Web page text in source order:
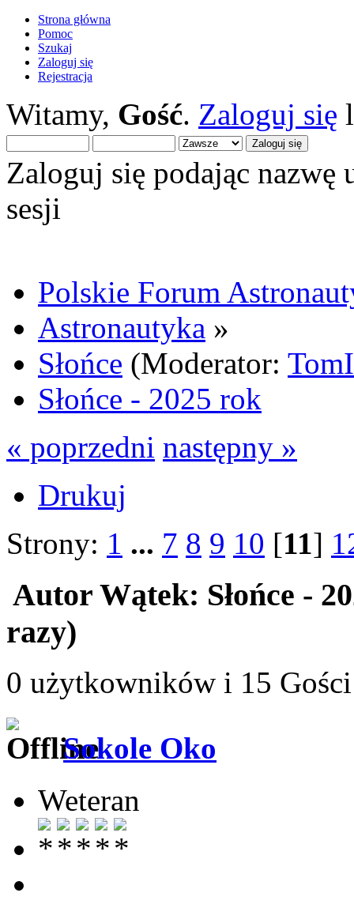
Strona główna
Pomoc
Szukaj
Zaloguj się
Rejestracja
Witamy, Gość. Zaloguj się
Zaloguj się podając nazwę
sesji
Polskie Forum
Astronautyka »
Słońce (Moderator:
Słońce - 2025 rok
« poprzedni następny »
Drukuj
Strony: 1 ... 7 8 9 10 [11]
Autor Wątek: Słońce -
razy)
0 użytkowników i 15
Sokole Oko
Weteran